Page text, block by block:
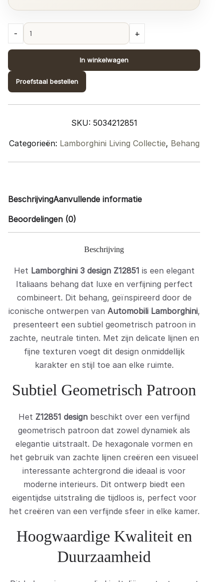
design
Z12851
quantity
- +
In winkelwagen
Proefstaal bestellen
SKU: 5034212851
Categorieën: Lamborghini Living Collectie, Behang
BeschrijvingAanvullende informatie
Beoordelingen (0)
Beschrijving
Het Lamborghini 3 design Z12851 is een elegant
Italiaans behang dat luxe en verfijning perfect
combineert. Dit behang, geïnspireerd door de
iconische ontwerpen van Automobili Lamborghini,
presenteert een subtiel geometrisch patroon in
zachte, neutrale tinten. Met zijn delicate lijnen en
fijne texturen voegt dit design onmiddellijk
karakter en stijl toe aan elke ruimte.
Subtiel Geometrisch Patroon
Het Z12851 design beschikt over een verfijnd
geometrisch patroon dat zowel dynamiek als
elegantie uitstraalt. De hexagonale vormen en
het gebruik van zachte lijnen creëren een visueel
interessante achtergrond die ideaal is voor
moderne interieurs. Dit ontwerp biedt een
eigentijdse uitstraling die tijdloos is, perfect voor
het creëren van een verfijnde sfeer in elke kamer.
Hoogwaardige Kwaliteit en
Duurzaamheid